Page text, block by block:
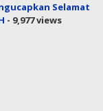
Selamat
- 9,977 views